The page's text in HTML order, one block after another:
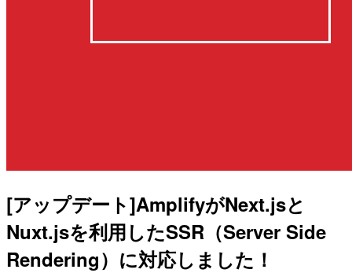
[アップデート]AmplifyがNext.jsと
Nuxt.jsを利用したSSR（Server Side
Rendering）に対応しました！